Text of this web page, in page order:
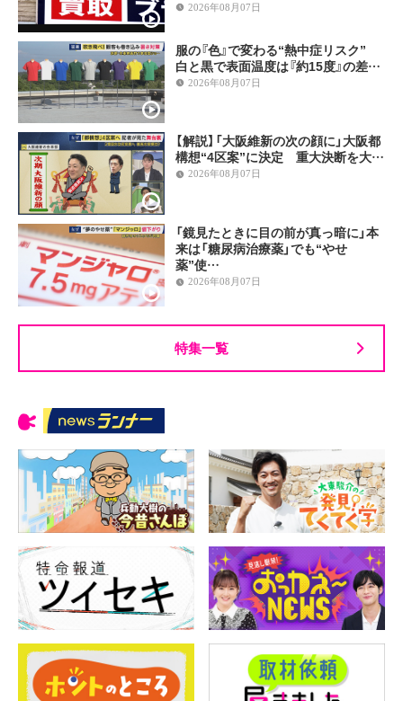
2026年08月07日
服の『色』で変わる“熱中症リスク”
白と黒で表面温度は『約15度』の差…
2026年08月07日
【解説】「大阪維新の次の顔に」大阪都
構想“4区案”に決定 重大決断を大…
2026年08月07日
「鏡見たときに目の前が真っ暗に」本
来は「糖尿病治療薬」でも“やせ
薬”使…
2026年08月07日
特集一覧